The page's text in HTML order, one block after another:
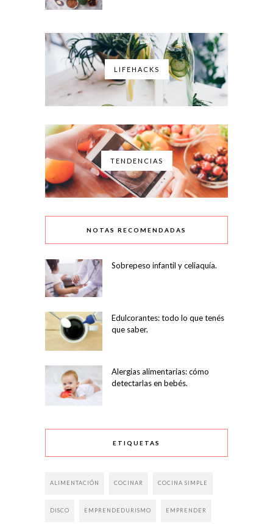
LIFEHACKS
TENDENCIAS
NOTAS RECOMENDADAS
Sobrepeso infantil y celiaquía.
Edulcorantes: todo lo que tenés
que saber.
Alergias alimentarias: cómo
detectarlas en bebés.
ETIQUETAS
ALIMENTACIÓN COCINAR COCINA SIMPLE
DISCO EMPRENDEDURISMO EMPRENDER